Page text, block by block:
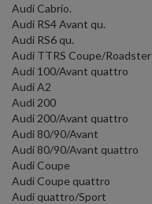
Audi Cabrio.
Audi RS4 Avant qu.
Audi RS6 qu.
Audi TTRS Coupe/Roadster
Audi 100/Avant quattro
Audi A2
Audi 200
Audi 200/Avant quattro
Audi 80/90/Avant
Audi 80/90/Avant quattro
Audi Coupe
Audi Coupe quattro
Audi quattro/Sport